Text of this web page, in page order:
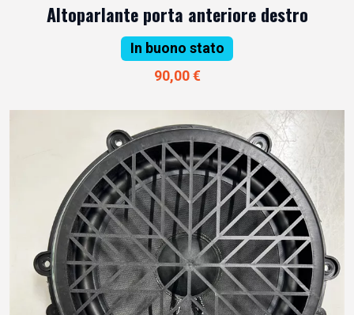
Altoparlante porta anteriore destro
In buono stato
90,00 €